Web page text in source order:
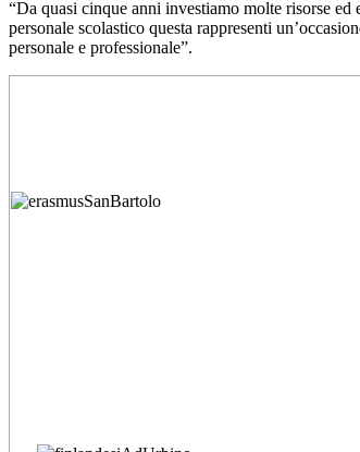
“Da quasi cinque anni investiamo molte risorse
personale scolastico questa rappresenti
personale e professionale”.